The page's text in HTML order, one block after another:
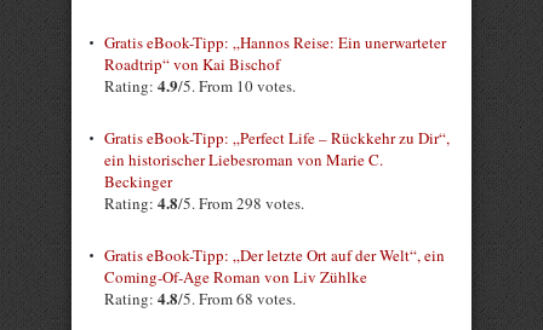
Gratis eBook-Tipp: „Hannos Reise: Ein unerwarteter
Roadtrip“ von Kai Bischof
Rating: 4.9/5. From 10 votes.
Gratis eBook-Tipp: „Perfect Life – Rückkehr zu Dir“,
ein historischer Liebesroman von Marie C.
Beckinger
Rating: 4.8/5. From 298 votes.
Gratis eBook-Tipp: „Der letzte Ort auf der Welt“, ein
Coming-Of-Age Roman von Liv Zühlke
Rating: 4.8/5. From 68 votes.